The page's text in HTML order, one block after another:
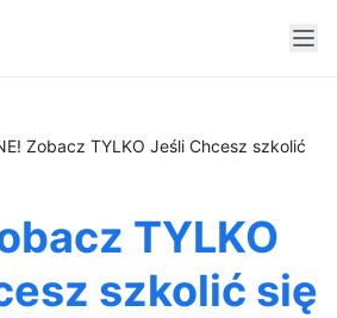
Zobacz TYLKO Jeśli Chcesz szkolić
TYLKO
szkolić się